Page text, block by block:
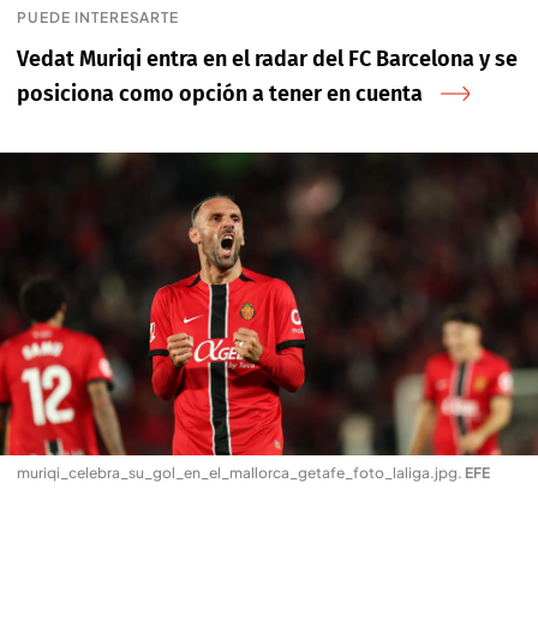
PUEDE INTERESARTE
Vedat Muriqi entra en el radar del FC Barcelona y se
posiciona como opción a tener en cuenta
muriqi_celebra_su_gol_en_el_mallorca_getafe_foto_laliga.jpg. EFE